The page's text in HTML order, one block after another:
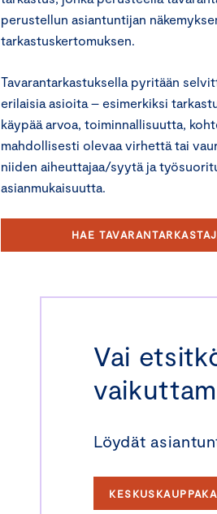
perustellun asiantuntijan
tarkastuskertomuksen.
Tavarantarkastuksella pyritään
erilaisia asioita – esimerkiksi
käypää arvoa, toiminnallisuutta,
mahdollisesti olevaa virhettä tai
niiden aiheuttajaa/syytä ja
asianmukaisuutta.
HAE
Vai
Löydät